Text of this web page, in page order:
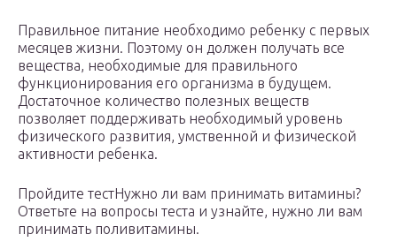
Правильное питание необходимо ребенку с первых
месяцев жизни. Поэтому он должен получать все
вещества, необходимые для правильного
функционирования его организма в будущем.
Достаточное количество полезных веществ
позволяет поддерживать необходимый уровень
физического развития, умственной и физической
активности ребенка.
Пройдите тестНужно ли вам принимать витамины?
Ответьте на вопросы теста и узнайте, нужно ли вам
принимать поливитамины.